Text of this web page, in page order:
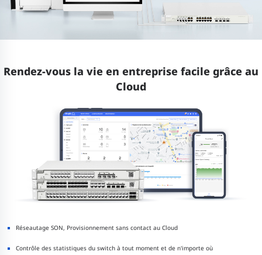
Rendez-vous la vie en entreprise facile grâce au
Cloud
Réseautage SON, Provisionnement sans contact au Cloud
Contrôle des statistiques du switch à tout moment et de n'importe où